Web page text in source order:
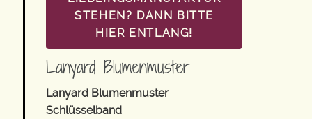
STEHEN? DANN BITTE
HIER ENTLANG!
Lanyard Blumenmuster
Lanyard Blumenmuster
Schlüsselband